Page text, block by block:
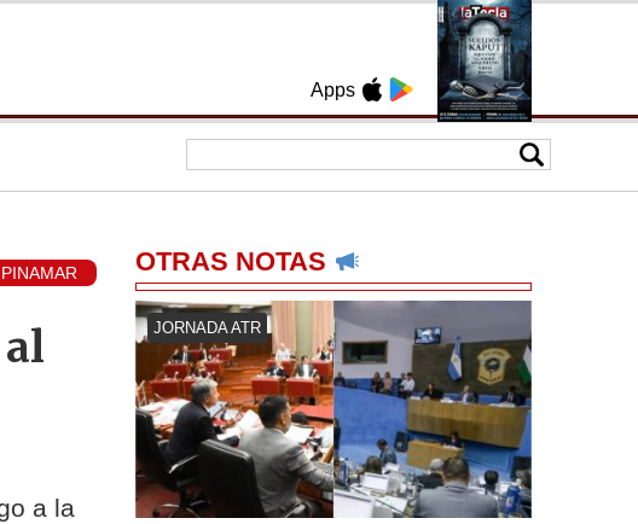
Apps
PINAMAR
a la
OTRAS NOTAS
JORNADA ATR